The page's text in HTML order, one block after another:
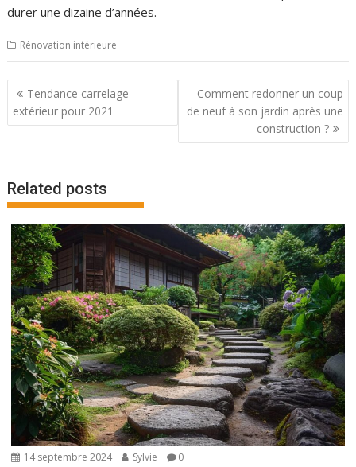
durer une dizaine d’années.
Rénovation intérieure
Navigation
de
l’article
Tendance carrelage
extérieur pour 2021
Comment redonner un coup
de neuf à son jardin après une
construction ?
Related posts
14 septembre 2024 Sylvie 0